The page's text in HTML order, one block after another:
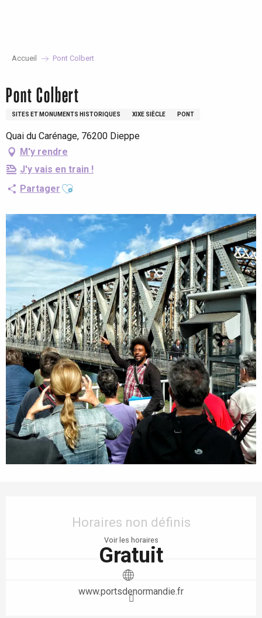
Accueil Pont Colbert
Pont Colbert
SITES ET MONUMENTS HISTORIQUES XIXE SIÈCLE PONT
Quai du Carénage, 76200 Dieppe
M'y rendre
J'y vais en train !
Partager Ajouter aux favoris
Horaires non définis
Voir les horaires
Gratuit
www.portsdenormandie.fr